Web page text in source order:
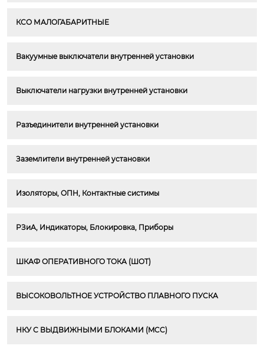
КСО МАЛОГАБАРИТНЫЕ
Вакуумные выключатели внутренней установки
Выключатели нагрузки внутренней установки
Разъединители внутренней установки
Заземлители внутренней установки
Изоляторы, ОПН, Контактные систимы
РЗиА, Индикаторы, Блокировка, Приборы
ШКАФ ОПЕРАТИВНОГО ТОКА (ШОТ)
ВЫСОКОВОЛЬТНОЕ УСТРОЙСТВО ПЛАВНОГО ПУСКА
НКУ С ВЫДВИЖНЫМИ БЛОКАМИ (MCC)